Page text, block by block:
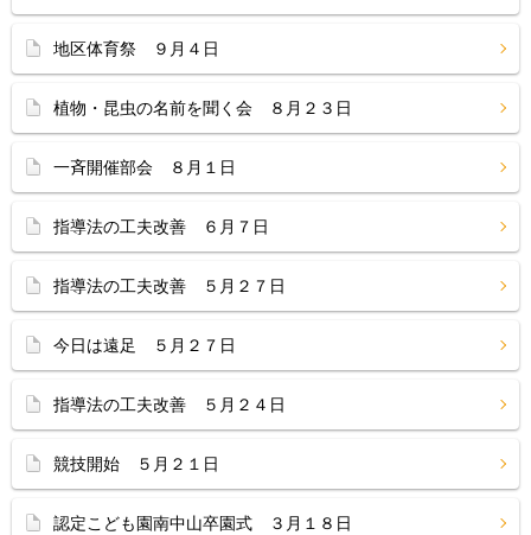
地区体育祭 ９月４日
植物・昆虫の名前を聞く会 ８月２３日
一斉開催部会 ８月１日
指導法の工夫改善 ６月７日
指導法の工夫改善 ５月２７日
今日は遠足 ５月２７日
指導法の工夫改善 ５月２４日
競技開始 ５月２１日
認定こども園南中山卒園式 ３月１８日